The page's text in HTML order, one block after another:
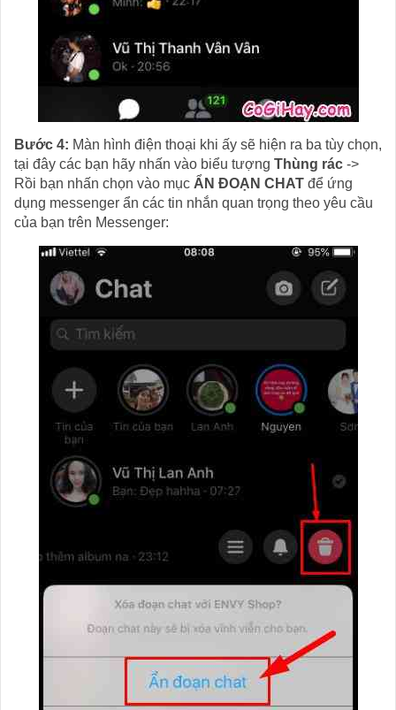
Bước 4: Màn hình điện thoại khi ấy sẽ hiện ra ba tùy chọn,
tại đây các bạn hãy nhấn vào biểu tượng Thùng rác ->
Rồi bạn nhấn chọn vào mục ẨN ĐOẠN CHAT để ứng
dụng messenger ẩn các tin nhắn quan trọng theo yêu cầu
của bạn trên Messenger: